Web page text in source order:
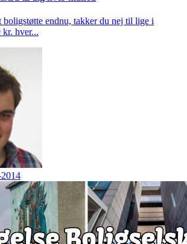
boligstøtte endnu, takker du nej til lige i
kr. hver...